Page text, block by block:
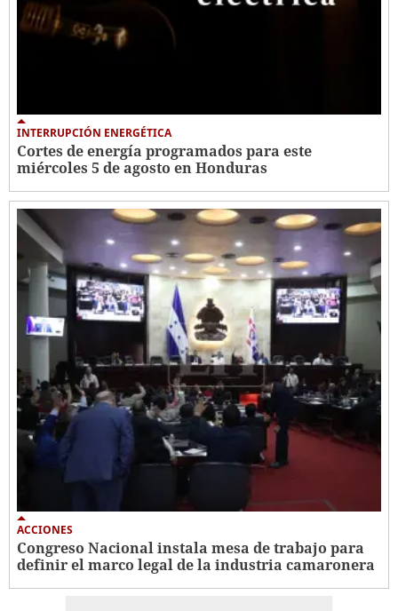
INTERRUPCIÓN ENERGÉTICA
Cortes de energía programados para este
miércoles 5 de agosto en Honduras
ACCIONES
Congreso Nacional instala mesa de trabajo para
definir el marco legal de la industria camaronera